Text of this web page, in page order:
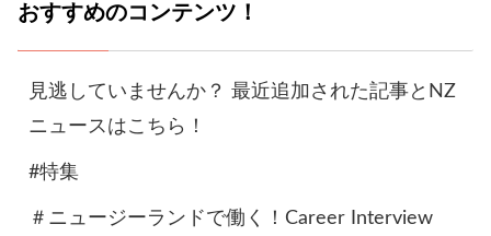
おすすめのコンテンツ！
見逃していませんか？ 最近追加された記事とNZ
ニュースはこちら！
#特集
＃ニュージーランドで働く！Career Interview